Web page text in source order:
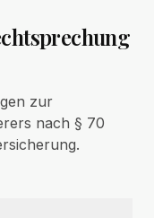
zur
nach § 70